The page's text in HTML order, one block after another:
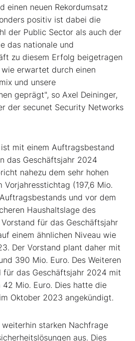
einen neuen Rekordumsatz
positiv ist dabei die
der Public Sector als auch der
das nationale und
zu diesem Erfolg beigetragen
wie erwartet durch einen
und unsere
geprägt", so Axel Deininger,
der secunet Security Networks
mit einem Auftragsbestand
das Geschäftsjahr 2024
nahezu dem sehr hohen
(197,6 Mio.
und vor dem
Haushaltslage des
für das Geschäftsjahr
einem ähnlichen Niveau wie
Der Vorstand plant daher mit
390 Mio. Euro. Des Weiteren
für das Geschäftsjahr 2024 mit
42 Mio. Euro. Dies hatte die
Oktober 2023 angekündigt.
starken Nachfrage
aus. Dies